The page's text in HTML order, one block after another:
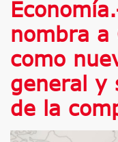
nombra a
como
general y
de la